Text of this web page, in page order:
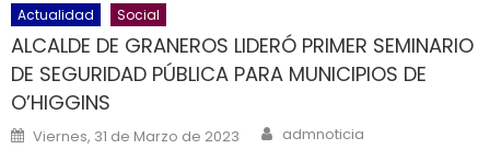
Actualidad Social
ALCALDE DE GRANEROS LIDERÓ PRIMER SEMINARIO
DE SEGURIDAD PÚBLICA PARA MUNICIPIOS DE
O’HIGGINS
Posted on
Viernes, 31 de Marzo de 2023 Author
admnoticia